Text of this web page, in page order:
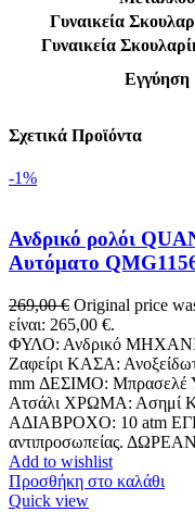
Γυναικεία
Γυναικεία
Εγγύηση
Σχετικά Προϊόντα
-1%
Ανδρικό ρολόι
Αυτόματο
269,00€ Original price
είναι: 265,00 €.
ΦΥΛΟ: Ανδρικό
Ζαφείρι ΚΑΣΑ:
mm ΔΕΣΙΜΟ: Μπρασελέ
Ατσάλι ΧΡΩΜΑ: Ασημί
ΑΔΙΑΒΡΟΧΟ: 10 atm
αντιπροσωπείας.
Add to wishlist
Προσθήκη στο καλάθι
Quick view